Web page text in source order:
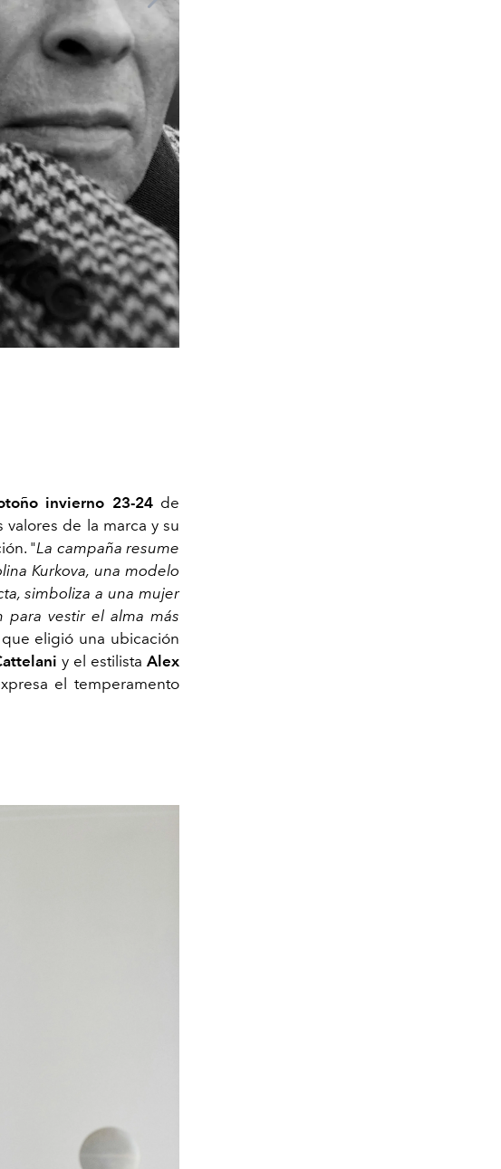
invierno 23-24de
de la marca y su
"La campaña resume
Kurkova, una modelo
simboliza a una mujer
vestir el alma más
que eligió una ubicación
y el estilistaAlex
el temperamento